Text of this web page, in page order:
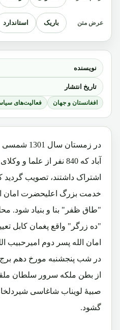
نویسنده
تاریخ انتشار
افغانستان و جهان فعالیت‌های
در زمستان
آباد که 840 نفر از علما
اشتراک داشتند، تصویب
خدمت بزرگ اعلیحضرت امان
"طاق ظفر" بنا و بنیاد شود.
"ده زرگر" واقع پغمان کابل
امان الله پسر دوم امیرحبیب
از بطن ملکه سرور سلطان
صبیۀ لویناب شاغاسی
گشود.
عرض متن باریک استاندارد